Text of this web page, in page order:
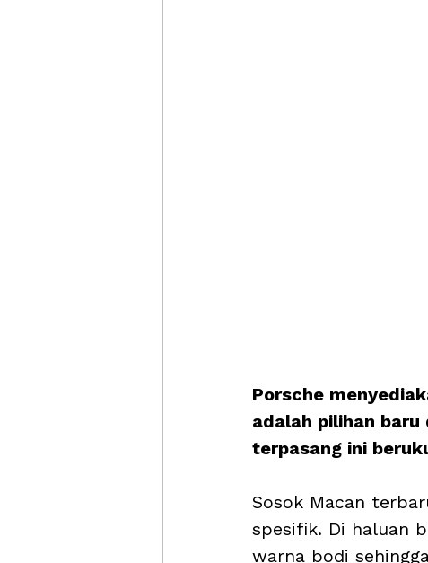
Porsche
adalah pilihan baru
terpasang ini
Sosok Macan
spesifik. Di haluan
warna bodi